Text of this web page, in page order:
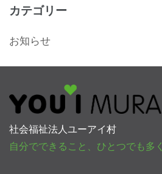
カテゴリー
お知らせ
社会福祉法人ユーアイ村
自分でできること、ひとつでも多く